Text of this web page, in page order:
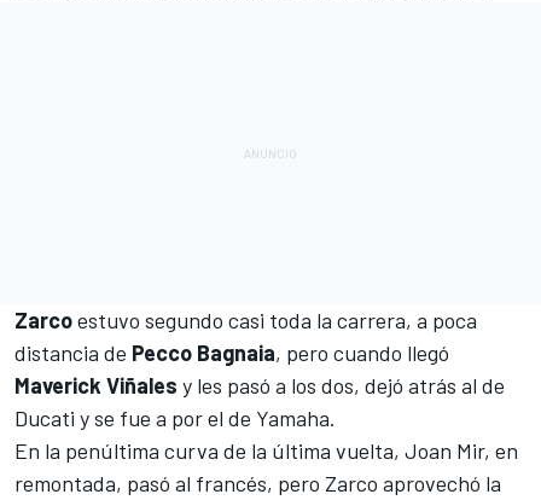
Zarcoestuvo segundo casi toda la carrera, a poca
distancia de Pecco Bagnaia, pero cuando llegó
Maverick Viñales y les pasó a los dos, dejó atrás al de
Ducati y se fue a por el de Yamaha.
En la penúltima curva de la última vuelta, Joan Mir, en
remontada, pasó al francés, pero Zarco aprovechó la